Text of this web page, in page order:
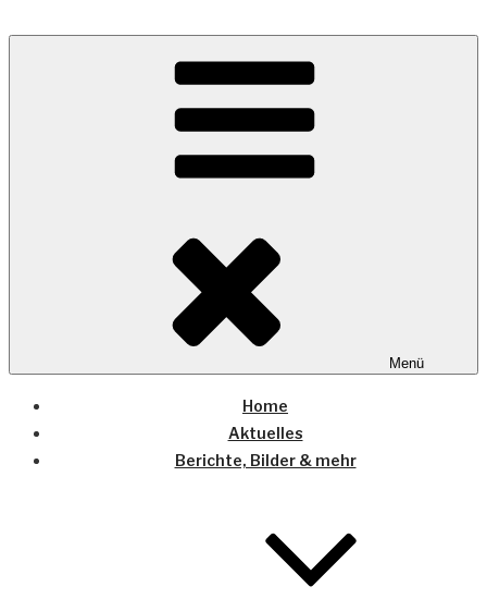
COUNTRYHOME
Wo die (Country-) Musik Zuhause ist
Menü
Home
Aktuelles
Berichte, Bilder & mehr